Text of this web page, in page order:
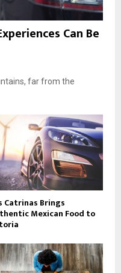
Can Be
far from the
Catrinas Brings
Mexican Food to